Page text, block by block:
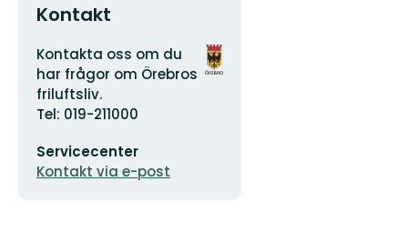
Kontakt
Adress
Kontakta oss om du
har frågor om Örebros
friluftsliv.
Tel: 019-211000
postadress
Servicecenter
Kontakt via e-post
Organisationens
logotyp